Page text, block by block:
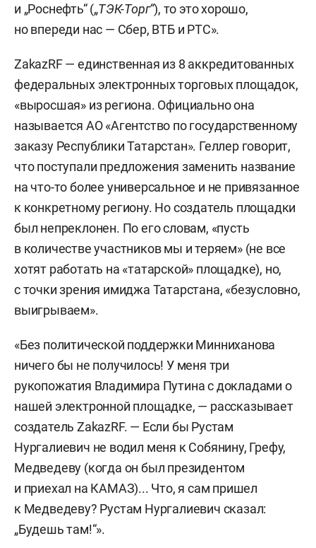
и „Роснефть“ („ТЭК-Торг“), то это хорошо,
но впереди нас — Сбер, ВТБ и РТС».
ZakazRF — единственная из 8 аккредитованных
федеральных электронных торговых площадок,
«выросшая» из региона. Официально она
называется АО «Агентство по государственному
заказу Республики Татарстан». Геллер говорит,
что поступали предложения заменить название
на что-то более универсальное и не привязанное
к конкретному региону. Но создатель площадки
был непреклонен. По его словам, «пусть
в количестве участников мы и теряем» (не все
хотят работать на «татарской» площадке), но,
с точки зрения имиджа Татарстана, «безусловно,
выигрываем».
«Без политической поддержки Минниханова
ничего бы не получилось! У меня три
рукопожатия Владимира Путина с докладами о
нашей электронной площадке, — рассказывает
создатель ZakazRF. — Если бы Рустам
Нургалиевич не водил меня к Собянину, Грефу,
Медведеву (когда он был президентом
и приехал на КАМАЗ)... Что, я сам пришел
к Медведеву? Рустам Нургалиевич сказал:
„Будешь там!“».